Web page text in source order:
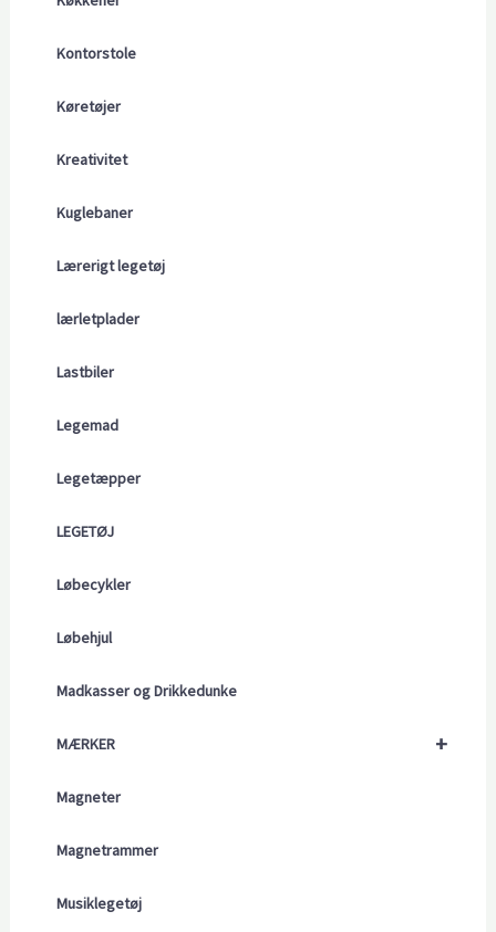
Kontorstole
Køretøjer
Kreativitet
Kuglebaner
Lærerigt legetøj
lærletplader
Lastbiler
Legemad
Legetæpper
LEGETØJ
Løbecykler
Løbehjul
Madkasser og Drikkedunke
+
MÆRKER
Magneter
Magnetrammer
Musiklegetøj